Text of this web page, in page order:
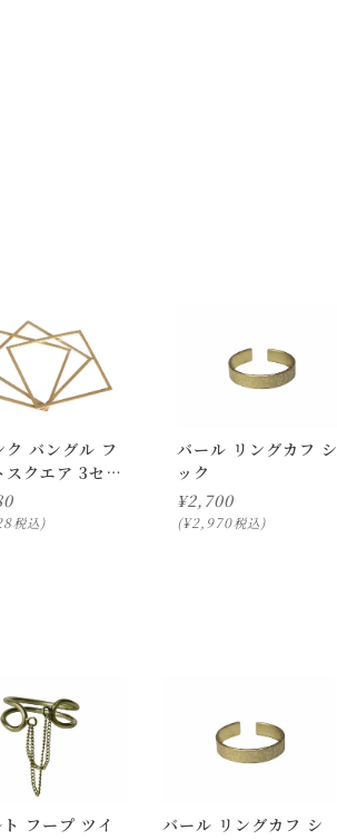
所で保管してください。
ク バングル フ
スクエア 3セッ
税込
バール リングカフ シ
ック
¥2,700
¥2,970税込
フープ ツイ
バール リングカフ シ